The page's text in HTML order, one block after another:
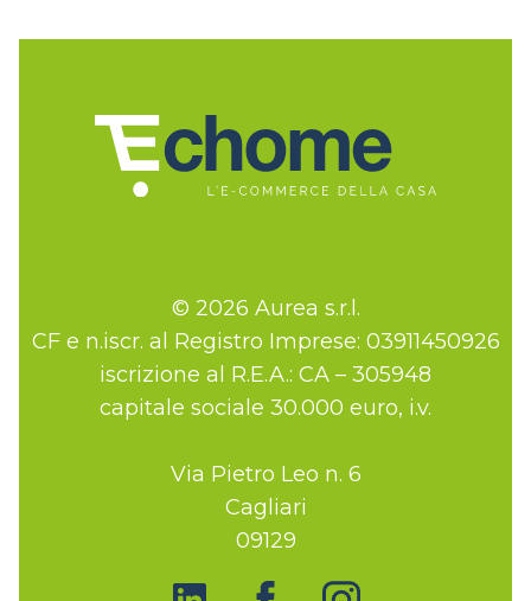
© 2026 Aurea s.r.l.
CF e n.iscr. al Registro Imprese: 03911450926
iscrizione al R.E.A.: CA – 305948
capitale sociale 30.000 euro, i.v.
Via Pietro Leo n. 6
Cagliari
09129